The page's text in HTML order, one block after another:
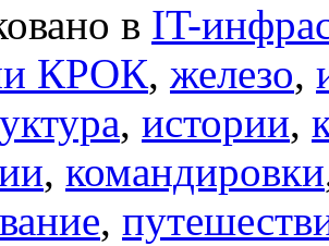
в IT-
КРОК, железо,
, истории,
, командировки
,